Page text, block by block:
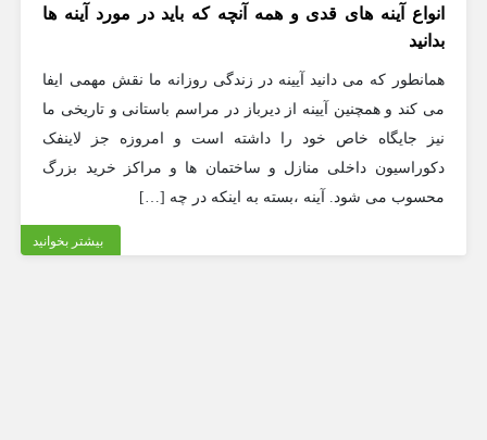
انواع آینه های قدی و همه آنچه که باید در مورد آینه ها
بدانید
همانطور که می دانید آیینه در زندگی روزانه ما نقش مهمی ایفا
می کند و همچنین آیینه از دیرباز در مراسم باستانی و تاریخی ما
نیز جایگاه خاص خود را داشته است و امروزه جز لاینفک
دکوراسیون داخلی منازل و ساختمان ها و مراکز خرید بزرگ
محسوب می شود. آینه ،بسته به اینکه در چه […]
بیشتر بخوانید